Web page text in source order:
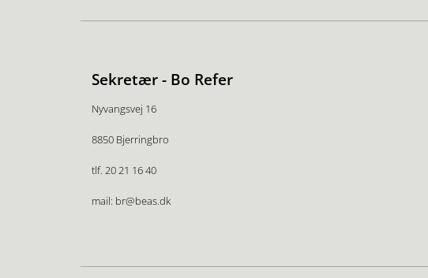
Sekretær - Bo Refer
Nyvangsvej 16
8850 Bjerringbro
tlf. 20 21 16 40
mail: br@beas.dk